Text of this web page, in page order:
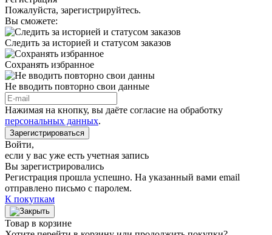
Пожалуйста, зарегистрируйтесь.
Вы сможете:
Следить за историей и статусом заказов
Сохранять избранное
Не вводить повторно свои данные
Нажимая на кнопку, вы даёте согласие на обработку
персональных данных.
Зарегистрироваться
Войти,
если у вас уже есть учетная запись
Вы зарегистрировались
Регистрация прошла успешно. На указанный вами email
отправлено письмо с паролем.
К покупкам
Товар в корзине